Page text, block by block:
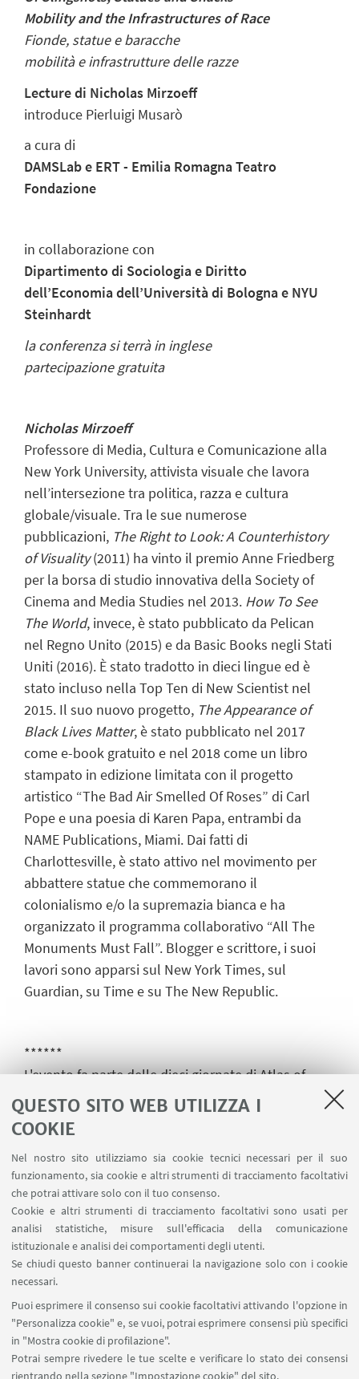
QUESTO SITO WEB UTILIZZA I
COOKIE
Nel nostro sito utilizziamo sia cookie tecnici necessari per il suo
funzionamento, sia cookie e altri strumenti di tracciamento facoltativi
che potrai attivare solo con il tuo consenso.
Cookie e altri strumenti di tracciamento facoltativi sono usati per
analisi statistiche, misure sull'efficacia della comunicazione
istituzionale e analisi dei comportamenti degli utenti.
Se chiudi questo banner continuerai la navigazione solo con i cookie
necessari.
Puoi esprimere il consenso sui cookie facoltativi attivando l'opzione in
"Personalizza cookie" e, se vuoi, potrai esprimere consensi più specifici
in "Mostra cookie di profilazione".
Potrai sempre rivedere le tue scelte e verificare lo stato dei consensi
rientrando nella sezione "Impostazione cookie" del sito.
Mobility and the Infrastructures of Race
Fionde, statue e baracche
mobilità e infrastrutture delle razze
Lecture di Nicholas Mirzoeff
introduce Pierluigi Musarò
a cura di
DAMSLab e ERT - Emilia Romagna Teatro
Fondazione
in collaborazione con
Dipartimento di Sociologia e Diritto
dell’Economia dell’Università di Bologna e NYU
Steinhardt
la conferenza si terrà in inglese
partecipazione gratuita
Nicholas Mirzoeff
Professore di Media, Cultura e Comunicazione alla
New York University, attivista visuale che lavora
nell’intersezione tra politica, razza e cultura
globale/visuale. Tra le sue numerose
pubblicazioni, The Right to Look: A Counterhistory
of Visuality(2011) ha vinto il premio Anne Friedberg
per la borsa di studio innovativa della Society of
Cinema and Media Studies nel 2013. How To See
The World, invece, è stato pubblicato da Pelican
nel Regno Unito (2015) e da Basic Books negli Stati
Uniti (2016). È stato tradotto in dieci lingue ed è
stato incluso nella Top Ten di New Scientist nel
2015. Il suo nuovo progetto, The Appearance of
Black Lives Matter, è stato pubblicato nel 2017
come e-book gratuito e nel 2018 come un libro
stampato in edizione limitata con il progetto
artistico “The Bad Air Smelled Of Roses” di Carl
Pope e una poesia di Karen Papa, entrambi da
NAME Publications, Miami. Dai fatti di
Charlottesville, è stato attivo nel movimento per
abbattere statue che commemorano il
colonialismo e/o la supremazia bianca e ha
organizzato il programma collaborativo “All The
Monuments Must Fall”. Blogger e scrittore, i suoi
lavori sono apparsi sul New York Times, sul
Guardian, su Time e su The New Republic.
******
L'evento fa parte delle dieci giornate diAtlas of
Transitions Biennale •HOME- festival promosso da
ERT - Emilia Romagna Teatro Fondazione
nell'ambito del progetto europeo
Transitions (programma Creative Europe
dell'Unione Europea)
Ulteriori informazioni su questo evento…
IN EVIDENZA
Atlas of Transitions Biennale • HOME